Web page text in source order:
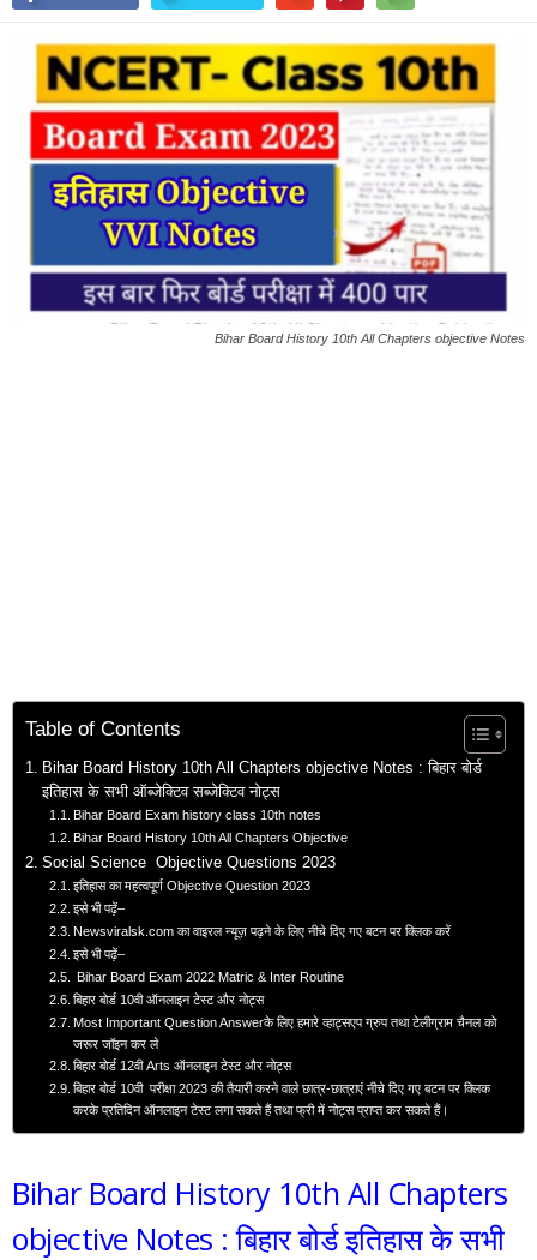
Bihar Board History 10th All Chapters objective Notes
Table of Contents
Bihar Board History 10th All Chapters objective Notes : बिहार बोर्ड
इतिहास के सभी ऑब्जेक्टिव सब्जेक्टिव नोट्स
Bihar Board Exam history class 10th notes
Bihar Board History 10th All Chapters Objective
Social Science Objective Questions 2023
इतिहास का महत्वपूर्ण Objective Question 2023
इसे भी पढ़ें–
Newsviralsk.com का वाइरल न्यूज़ पढ़ने के लिए नीचे दिए गए बटन पर क्लिक करें
इसे भी पढ़ें–
Bihar Board Exam 2022 Matric & Inter Routine
बिहार बोर्ड 10वी ऑनलाइन टेस्ट और नोट्स
Most Important Question Answerके लिए हमारे व्हाट्सएप ग्रुप तथा टेलीग्राम चैनल को
जरूर जॉइन कर ले
बिहार बोर्ड 12वी Arts ऑनलाइन टेस्ट और नोट्स
बिहार बोर्ड 10वी परीक्षा 2023 की तैयारी करने वाले छात्र-छात्राएं नीचे दिए गए बटन पर क्लिक
करके प्रतिदिन ऑनलाइन टेस्ट लगा सकते हैं तथा फ्री में नोट्स प्राप्त कर सकते हैं।
Bihar Board History 10th All Chapters
objective Notes : बिहार बोर्ड इतिहास के सभी